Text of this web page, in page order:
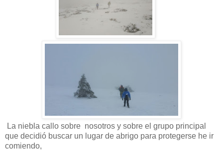
La niebla callo sobre nosotros y sobre el grupo principal
que decidió buscar un lugar de abrigo para protegerse he ir
comiendo,